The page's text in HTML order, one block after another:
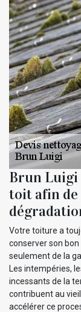
Brun Luigi
toit afin de
Votre toiture a
conserver son
seulement de la
Les intempéries,
incessants de la
contribuent au
accélérer ce